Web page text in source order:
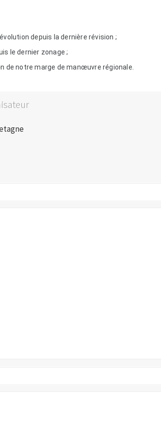
depuis la dernière révision ;
le dernier zonage ;
notre marge de manœuvre régionale.